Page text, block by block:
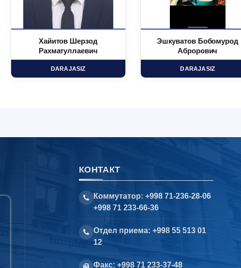
Хайитов Шерзод
Рахматуллаевич
DARAJASIZ
Эшкуватов Бобомурод
Аброрович
DARAJASIZ
КОНТАКТ
Коммутатор: +998 71-236-28-06
+998 71 233-66-36
Отдел приема: +998 55 513 01
12
Факс: +998 71 233-37-48